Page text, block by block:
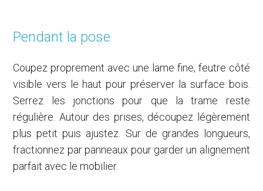
Pendant la pose
Coupez proprement avec une lame fine, feutre côté
visible vers le haut pour préserver la surface bois.
Serrez les jonctions pour que la trame reste
régulière. Autour des prises, découpez légèrement
plus petit puis ajustez. Sur de grandes longueurs,
fractionnez par panneaux pour garder un alignement
parfait avec le mobilier.